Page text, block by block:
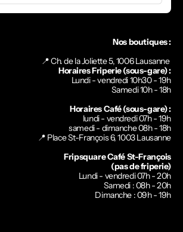
Nos boutiques :
📍 Ch. de la Joliette 5, 1006 Lausanne
Horaires Friperie (sous-gare) :
Lundi - vendredi 10h30 - 19h
Samedi 10h - 18h
Horaires Café (sous-gare) :
lundi - vendredi 07h - 19h
samedi - dimanche 08h - 18h
📍 Place St-François 6, 1003 Lausanne
Fripsquare Café St-François
(pas de friperie)
Lundi - vendredi 07h - 20h
Samedi : 08h - 20h
Dimanche : 09h - 19h